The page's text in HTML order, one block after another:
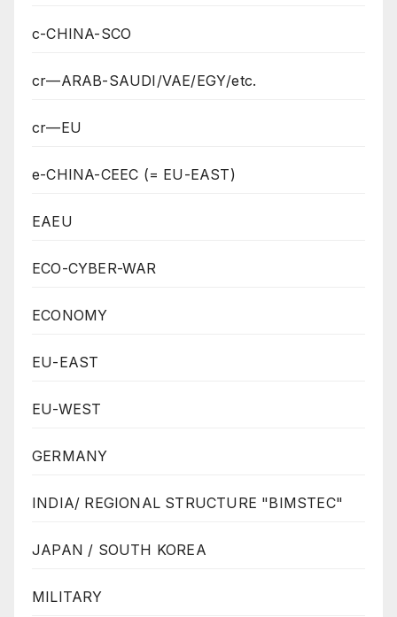
c-CHINA-SCO
cr—ARAB-SAUDI/VAE/EGY/etc.
cr—EU
e-CHINA-CEEC (= EU-EAST)
EAEU
ECO-CYBER-WAR
ECONOMY
EU-EAST
EU-WEST
GERMANY
INDIA/ REGIONAL STRUCTURE "BIMSTEC"
JAPAN / SOUTH KOREA
MILITARY